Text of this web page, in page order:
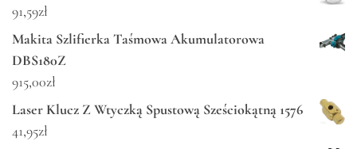
91,59zł
Makita Szlifierka Taśmowa Akumulatorowa
DBS180Z
915,00zł
Laser Klucz Z Wtyczką Spustową Sześciokątną 1576
41,95zł